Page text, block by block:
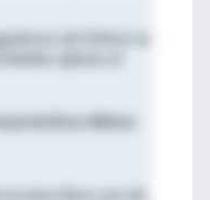
de fútbol se
práctica clínica
al aire libre son de